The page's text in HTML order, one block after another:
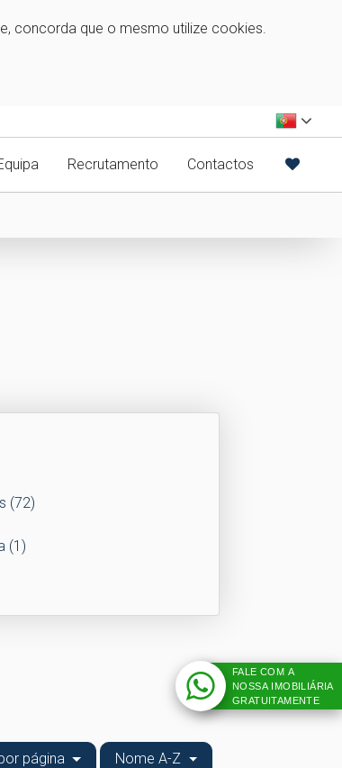
concorda que o mesmo utilize cookies.
Recrutamento Contactos
(72)
(1)
página Nome A-Z
FALE COM A
NOSSA IMOBILIÁRIA
GRATUITAMENTE